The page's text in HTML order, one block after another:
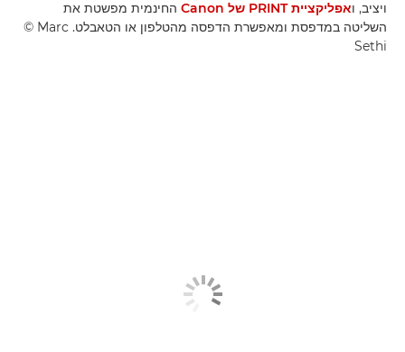
ויציב, ואפליקציית PRINT של Canon
החינמית מפשטת את
השליטה במדפסת ומאפשרת הדפסה מהטלפון או הטאבלט. ‎© Marc
Sethi